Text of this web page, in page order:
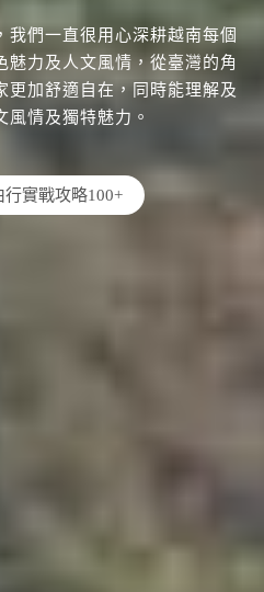
我們一直很用心深耕越南每個
魅力及人文風情，從臺灣的角
更加舒適自在，同時能理解及
風情及獨特魅力。
行實戰攻略100+